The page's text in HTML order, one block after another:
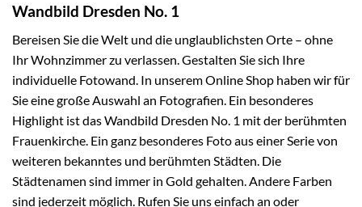
Wandbild Dresden No. 1
Bereisen Sie die Welt und die unglaublichsten Orte – ohne
Ihr Wohnzimmer zu verlassen. Gestalten Sie sich Ihre
individuelle Fotowand. In unserem Online Shop haben wir für
Sie eine große Auswahl an Fotografien. Ein besonderes
Highlight ist das Wandbild Dresden No. 1 mit der berühmten
Frauenkirche. Ein ganz besonderes Foto aus einer Serie von
weiteren bekanntes und berühmten Städten. Die
Städtenamen sind immer in Gold gehalten. Andere Farben
sind jederzeit möglich. Rufen Sie uns einfach an oder